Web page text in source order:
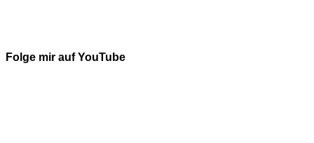
Folge mir auf YouTube